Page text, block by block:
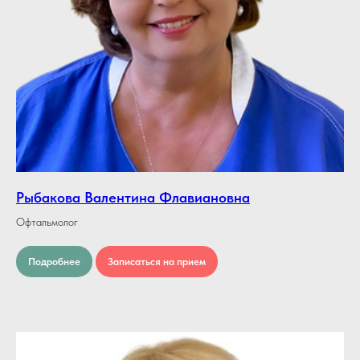
Рыбакова Валентина Флавиановна
Офтальмолог
Подробнее Записаться на прием